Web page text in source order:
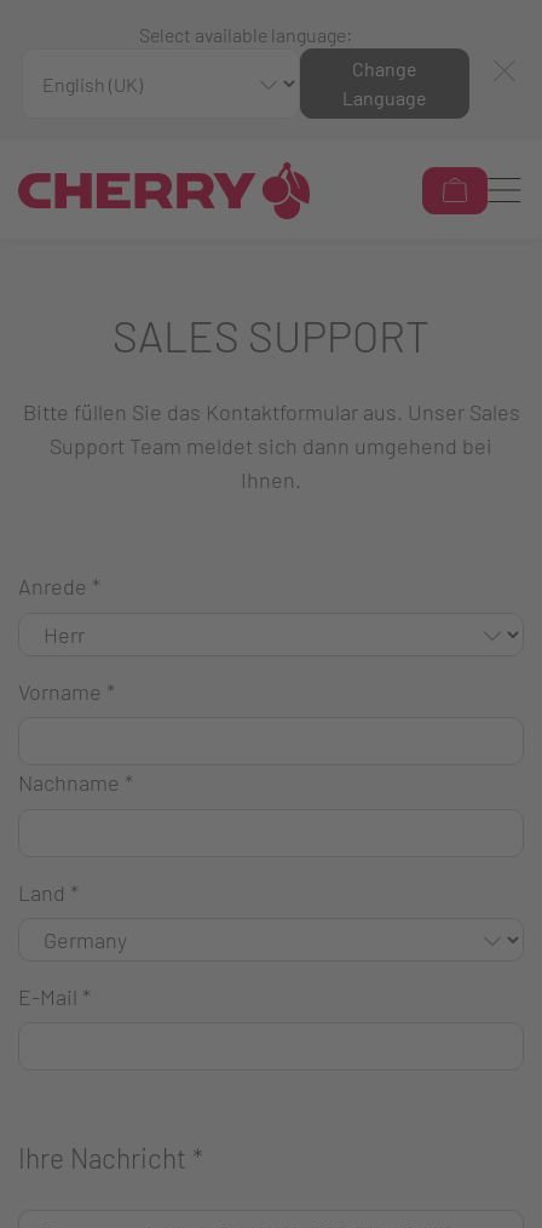
Select available language:
Change
Language
SALES SUPPORT
Bitte füllen Sie das Kontaktformular aus. Unser Sales
Support Team meldet sich dann umgehend bei
Ihnen.
Anrede *
Vorname *
Nachname *
Land *
E-Mail *
Ihre Nachricht *